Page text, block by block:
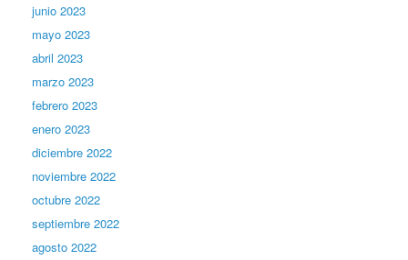
junio 2023
mayo 2023
abril 2023
marzo 2023
febrero 2023
enero 2023
diciembre 2022
noviembre 2022
octubre 2022
septiembre 2022
agosto 2022